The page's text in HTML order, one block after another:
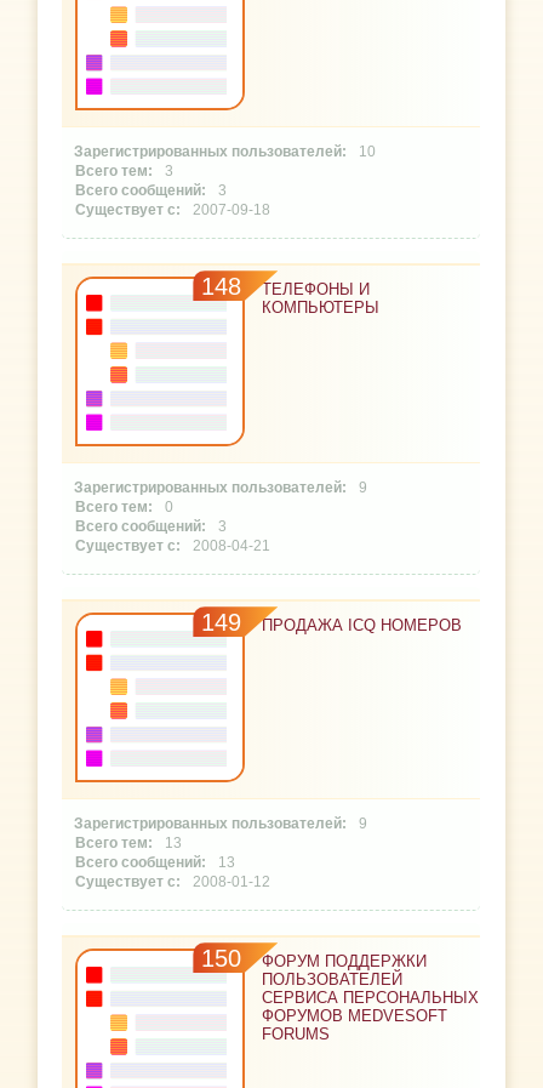
10
3
3
2007-09-18
148
ТЕЛЕФОНЫ И
КОМПЬЮТЕРЫ
9
0
3
2008-04-21
149 ПРОДАЖА ICQ НОМЕРОВ
9
13
13
2008-01-12
150
ФОРУМ ПОДДЕРЖКИ
ПОЛЬЗОВАТЕЛЕЙ
СЕРВИСА ПЕРСОНАЛЬНЫХ
ФОРУМОВ MEDVESOFT
FORUMS